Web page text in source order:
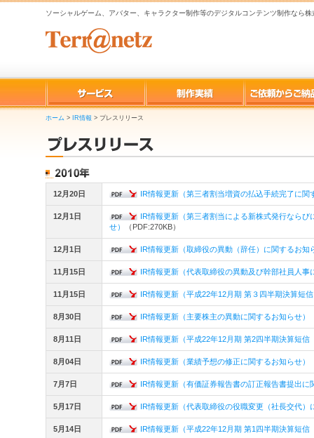
ソーシャルゲーム、アバター、キャラクター制作等のデジタルコンテンツ制作なら
ホーム > IR情報 > プレスリリース
12月20日 IR情報更新（第三者割当増資の払込手続完了に関
12月1日
IR情報更新（第三者割当による新株式発行ならび
せ）
（PDF:270KB）
12月1日 IR情報更新（取締役の異動（辞任）に関するお知
11月15日 IR情報更新（代表取締役の異動及び幹部社員人事
11月15日 IR情報更新（平成22年12月期 第３四半期決算短
8月30日 IR情報更新（主要株主の異動に関するお知らせ）
8月11日 IR情報更新（平成22年12月期 第2四半期決算短信
8月04日 IR情報更新（業績予想の修正に関するお知らせ）
7月7日 IR情報更新（有価証券報告書の訂正報告書提出に
5月17日 IR情報更新（代表取締役の役職変更（社長交代）
5月14日 IR情報更新（平成22年12月期 第1四半期決算短信